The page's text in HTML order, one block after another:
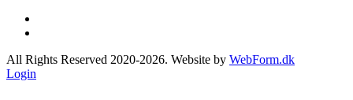
All Rights Reserved 2020-2026. Website by WebForm.dk
Login